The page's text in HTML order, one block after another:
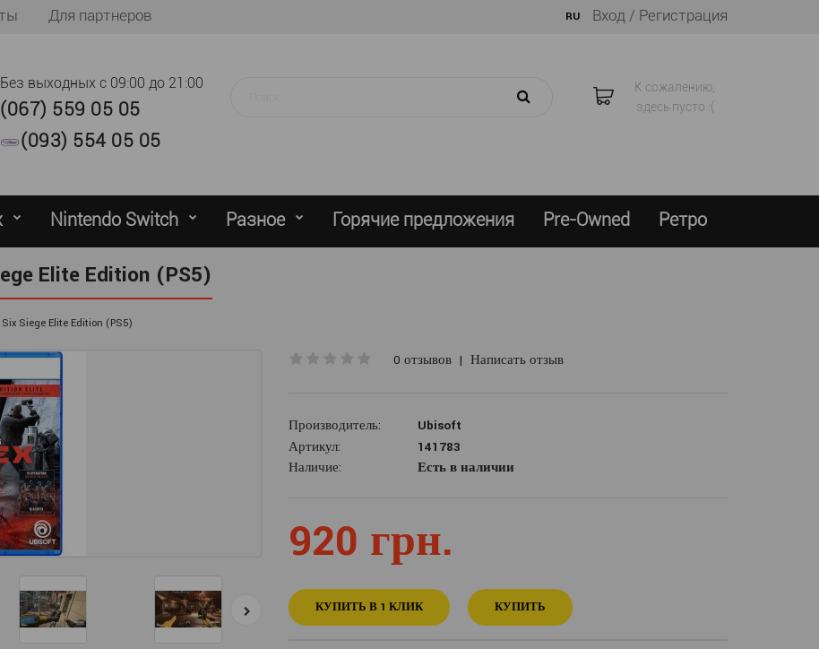
Для партнеров RU Вход / Регистрация
Без выходных с 09:00 до 21:00
(067) 559 05 05
(093) 554 05 05
К сожалению,
здесь пусто :(
Nintendo Switch Разное Горячие предложения Pre-Owned Ретро
Elite Edition (PS5)
Siege Elite Edition (PS5)
0 отзывов | Написать отзыв
Производитель:
Ubisoft
Артикул:
141783
Наличие:
Есть в наличии
920 грн.
КУПИТЬ В 1 КЛИК КУПИТЬ